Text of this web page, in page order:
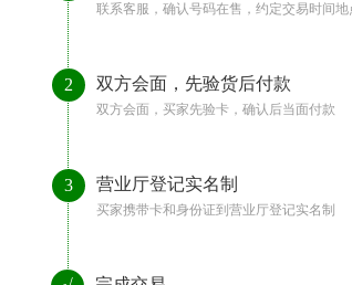
联系客服，确认号码在售，约定交易时间地
2 双方会面，先验货后付款
双方会面，买家先验卡，确认后当面付款
3 营业厅登记实名制
买家携带卡和身份证到营业厅登记实名制